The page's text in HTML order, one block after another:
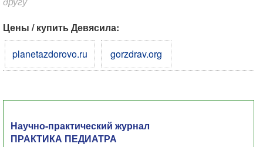
Цены / купить Девясила:
planetazdorovo.ru
gorzdrav.org
Научно-практический журнал
ПРАКТИКА ПЕДИАТРА